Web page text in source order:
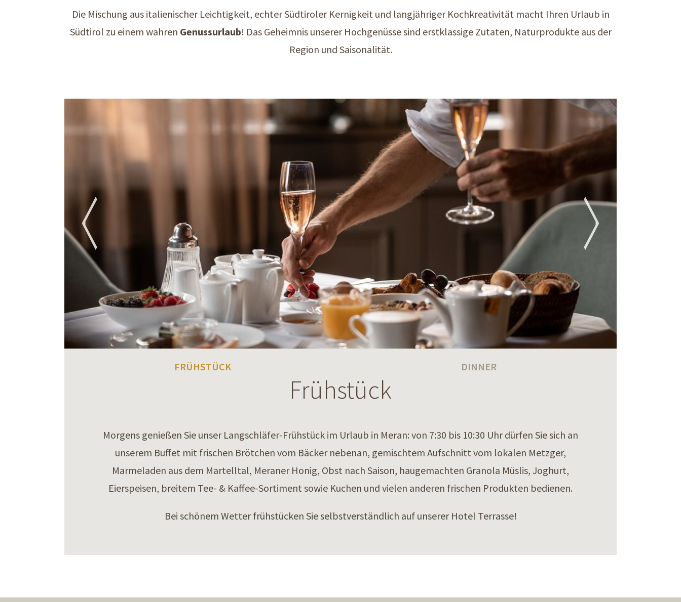
Die Mischung aus italienischer Leichtigkeit, echter Südtiroler Kernigkeit und langjähriger Kochkreativität macht Ihren Urlaub in
Südtirol zu einem wahren Genussurlaub! Das Geheimnis unserer Hochgenüsse sind erstklassige Zutaten, Naturprodukte aus der
Region und Saisonalität.
FRÜHSTÜCK DINNER
Frühstück
Morgens genießen Sie unser Langschläfer-Frühstück im Urlaub in Meran: von 7:30 bis 10:30 Uhr dürfen Sie sich an
unserem Buffet mit frischen Brötchen vom Bäcker nebenan, gemischtem Aufschnitt vom lokalen Metzger,
Marmeladen aus dem Martelltal, Meraner Honig, Obst nach Saison, haugemachten Granola Müslis, Joghurt,
Eierspeisen, breitem Tee- & Kaffee-Sortiment sowie Kuchen und vielen anderen frischen Produkten bedienen.
Bei schönem Wetter frühstücken Sie selbstverständlich auf unserer Hotel Terrasse!